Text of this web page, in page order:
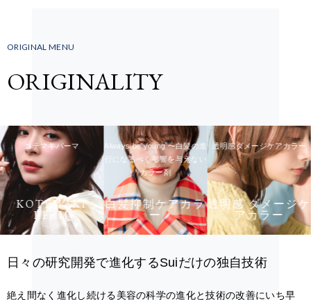
ORIGINAL MENU
ORIGINALITY
コテマキパーマ
KOTEMAKI
PERM
Always be young 〜白髪の進
行になるべく影響を与えない
カラー剤
白髪抑制ケアカラ
ー
透明感ダメージケアカラー
透明感 ダメージケ
アカラー
日々の研究開発で進化するSuiだけの独自技術
絶え間なく進化し続ける美容の科学の進化と技術の改善にいち早